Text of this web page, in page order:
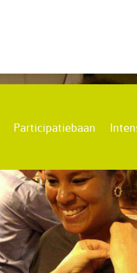
Participatiebaan